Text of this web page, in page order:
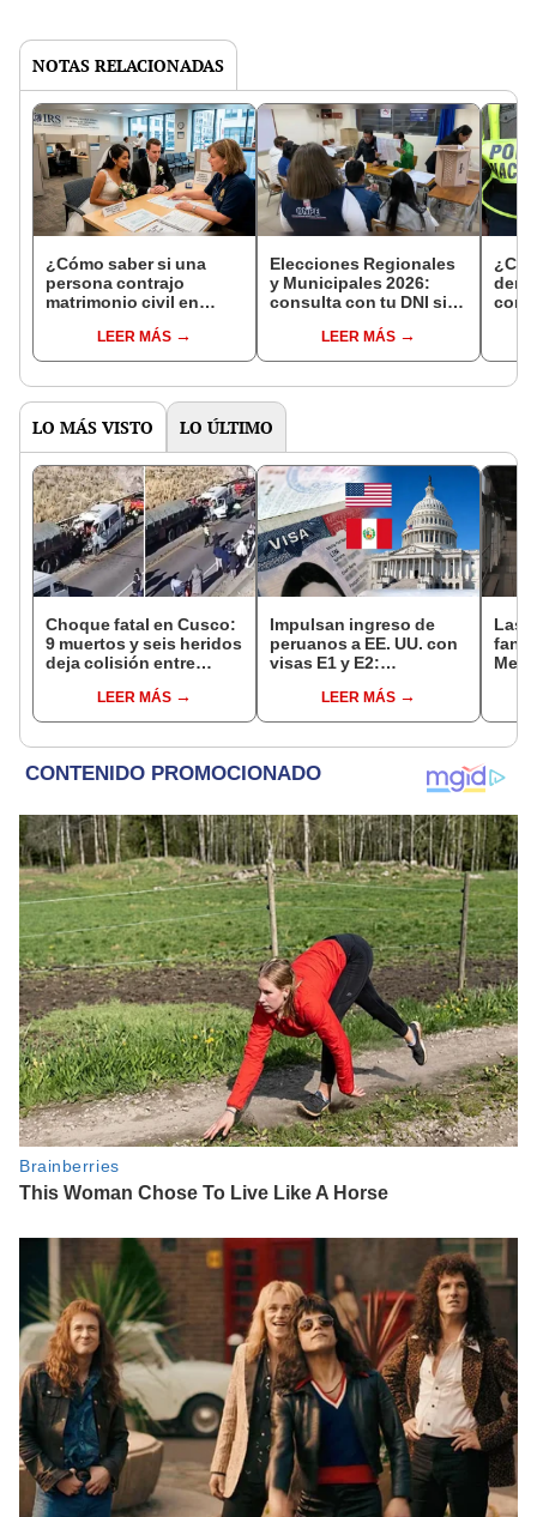
NOTAS RELACIONADAS
¿Cómo saber si una
persona contrajo
matrimonio civil en
LEER MÁS
Elecciones Regionales
y Municipales 2026:
consulta con tu DNI si
de mesa para este 4 de
octubre en el link oficial
LEER MÁS
con
LO MÁS VISTO LO ÚLTIMO
Choque fatal en Cusco:
9 muertos y seis heridos
deja colisión entre
EspinarLEER MÁS
Impulsan ingreso de
peruanos a EE. UU. con
visas E1 y E2:
pymes serían los más
beneficiados
LEER MÁS
Las